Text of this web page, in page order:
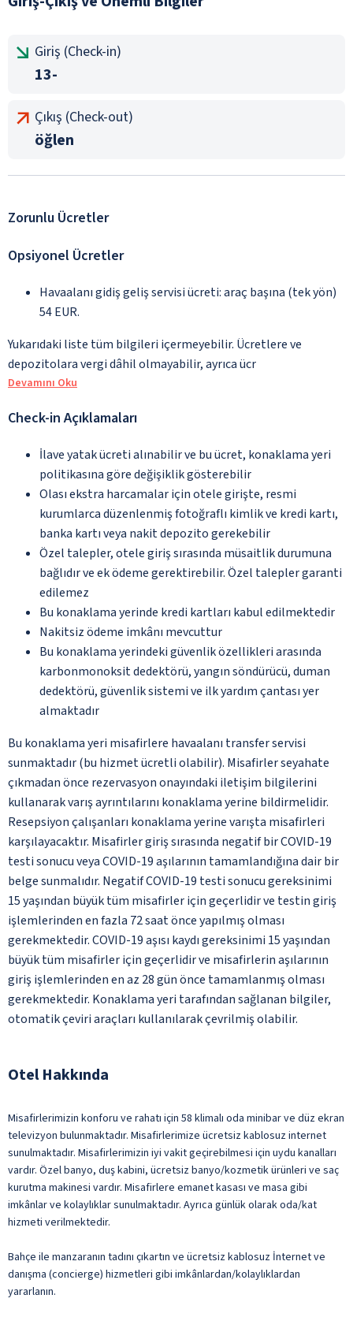
Giriş (Check-in)
13-
Çıkış (Check-out)
öğlen
Zorunlu Ücretler
Opsiyonel Ücretler
Havaalanı gidiş geliş servisi ücreti: araç başına (tek yön)
54 EUR.
Yukarıdaki liste tüm bilgileri içermeyebilir. Ücretlere ve
depozitolara vergi dâhil olmayabilir, ayrıca ücr
Devamını Oku
Check-in Açıklamaları
İlave yatak ücreti alınabilir ve bu ücret, konaklama yeri
politikasına göre değişiklik gösterebilir
Olası ekstra harcamalar için otele girişte, resmi
kurumlarca düzenlenmiş fotoğraflı kimlik ve kredi kartı,
banka kartı veya nakit depozito gerekebilir
Özel talepler, otele giriş sırasında müsaitlik durumuna
bağlıdır ve ek ödeme gerektirebilir. Özel talepler garanti
edilemez
Bu konaklama yerinde kredi kartları kabul edilmektedir
Nakitsiz ödeme imkânı mevcuttur
Bu konaklama yerindeki güvenlik özellikleri arasında
karbonmonoksit dedektörü, yangın söndürücü, duman
dedektörü, güvenlik sistemi ve ilk yardım çantası yer
almaktadır
Bu konaklama yeri misafirlere havaalanı transfer servisi
sunmaktadır (bu hizmet ücretli olabilir). Misafirler seyahate
çıkmadan önce rezervasyon onayındaki iletişim bilgilerini
kullanarak varış ayrıntılarını konaklama yerine bildirmelidir.
Resepsiyon çalışanları konaklama yerine varışta misafirleri
karşılayacaktır. Misafirler giriş sırasında negatif bir COVID-19
testi sonucu veya COVID-19 aşılarının tamamlandığına dair bir
belge sunmalıdır. Negatif COVID-19 testi sonucu gereksinimi
15 yaşından büyük tüm misafirler için geçerlidir ve testin giriş
işlemlerinden en fazla 72 saat önce yapılmış olması
gerekmektedir. COVID-19 aşısı kaydı gereksinimi 15 yaşından
büyük tüm misafirler için geçerlidir ve misafirlerin aşılarının
giriş işlemlerinden en az 28 gün önce tamamlanmış olması
gerekmektedir. Konaklama yeri tarafından sağlanan bilgiler,
otomatik çeviri araçları kullanılarak çevrilmiş olabilir.
Otel Hakkında
Misafirlerimizin konforu ve rahatı için 58 klimalı oda minibar ve düz ekran
televizyon bulunmaktadır. Misafirlerimize ücretsiz kablosuz internet
sunulmaktadır. Misafirlerimizin iyi vakit geçirebilmesi için uydu kanalları
vardır. Özel banyo, duş kabini, ücretsiz banyo/kozmetik ürünleri ve saç
kurutma makinesi vardır. Misafirlere emanet kasası ve masa gibi
imkânlar ve kolaylıklar sunulmaktadır. Ayrıca günlük olarak oda/kat
hizmeti verilmektedir.
Bahçe ile manzaranın tadını çıkartın ve ücretsiz kablosuz İnternet ve
danışma (concierge) hizmetleri gibi imkânlardan/kolaylıklardan
yararlanın.